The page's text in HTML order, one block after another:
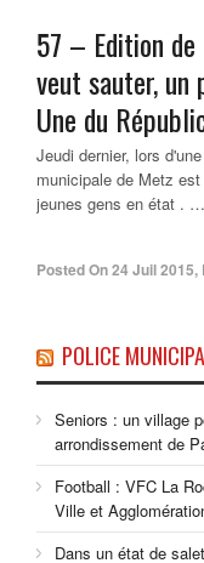
57 – Edition
veut sauter,
Une du
Jeudi dernier, lors
municipale de Metz
jeunes gens en état .
Posted On24 Juil 2015,
POLICE
Seniors : un village
arrondissement de
Football : VFC La
Ville et
Dans un état de